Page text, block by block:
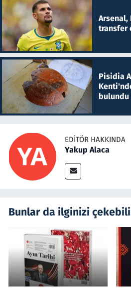
Arsenal,
transfer
Pisidia
bulundu
EDITÖR HAKKINDA
Yakup Alaca
Bunlar da ilginizi